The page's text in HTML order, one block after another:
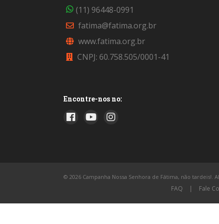
(11) 96448-0991
fatima@fatima.org.br
www.fatima.org.br
CNPJ: 60.758.505/0001-41
Encontre-nos no:
© 2026 Campanha Nossa Senhora de Fátima, não tardeis!.
FAQ | Fale